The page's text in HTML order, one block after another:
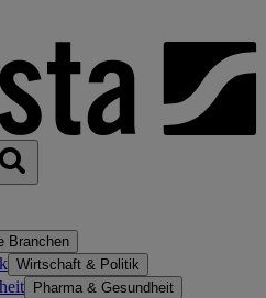
Branchen
Wirtschaft & Politik
Pharma & Gesundheit